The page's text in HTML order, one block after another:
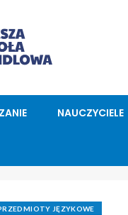
NAUCZYCIELE
JĘZYKOWE